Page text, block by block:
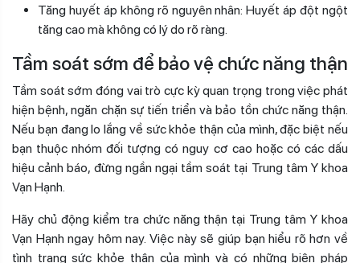
Tăng huyết áp không rõ nguyên nhân: Huyết áp đột ngột
tăng cao mà không có lý do rõ ràng.
Tầm soát sớm để bảo vệ chức năng thận
Tầm soát sớm đóng vai trò cực kỳ quan trọng trong việc phát
hiện bệnh, ngăn chặn sự tiến triển và bảo tồn chức năng thận.
Nếu bạn đang lo lắng về sức khỏe thận của mình, đặc biệt nếu
bạn thuộc nhóm đối tượng có nguy cơ cao hoặc có các dấu
hiệu cảnh báo, đừng ngần ngại tầm soát tại Trung tâm Y khoa
Vạn Hạnh.
Hãy chủ động kiểm tra chức năng thận tại Trung tâm Y khoa
Vạn Hạnh ngay hôm nay. Việc này sẽ giúp bạn hiểu rõ hơn về
tình trạng sức khỏe thận của mình và có những biện pháp